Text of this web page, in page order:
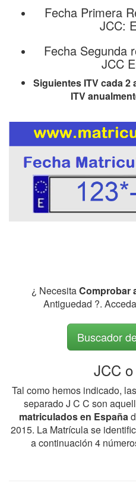
Fecha Primera
JCC:
Fecha Segunda
JCC
Siguientes ITV cada 2
ITV
¿ NecesitaComprobar
Antiguedad ?.
Buscador
JCC
Tal como hemos indicado,
separado J C C son
matriculados en España
2015. La Matrícula se
a continuación 4